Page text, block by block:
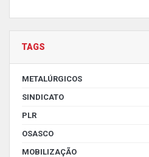
TAGS
METALÚRGICOS
SINDICATO
PLR
OSASCO
MOBILIZAÇÃO